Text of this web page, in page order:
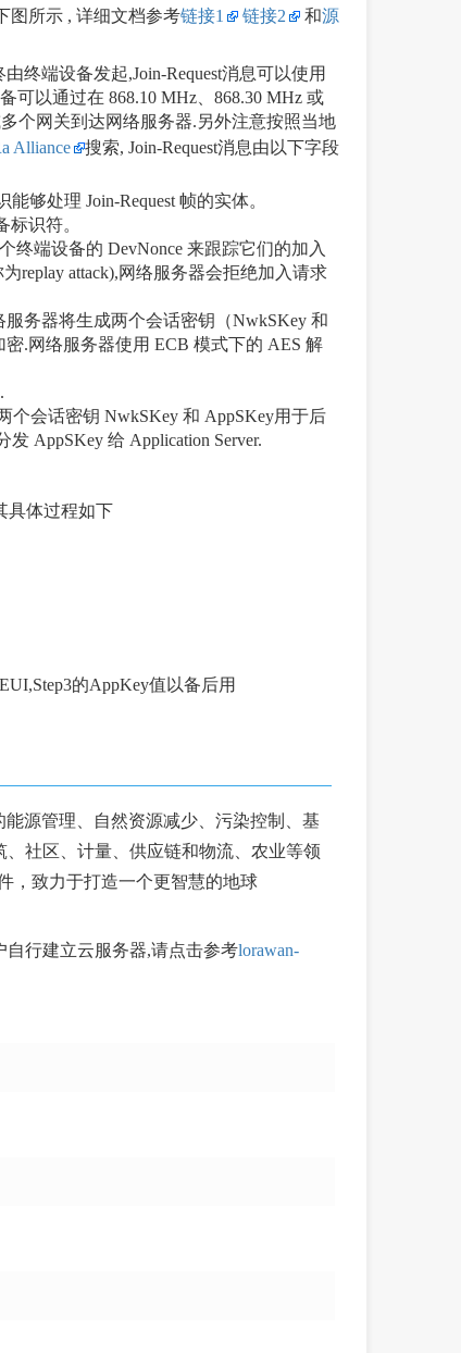
图所示 , 详细文档参考链接1 链接2 和源
终端设备发起,Join-Request消息可以使用
以通过在 868.10 MHz、868.30 MHz 或
多个网关到达网络服务器.另外注意按照当地
Alliance
搜索, Join-Request消息由以下字段
够处理 Join-Request 帧的实体。
识符。
终端设备的 DevNonce 来跟踪它们的加入
replay attack),网络服务器会拒绝加入请求
服务器将生成两个会话密钥（NwkSKey 和
.网络服务器使用 ECB 模式下的 AES 解
个会话密钥 NwkSKey 和 AppSKey用于后
AppSKey 给 Application Server.
具体过程如下
的AppKey值以备后用
源管理、自然资源减少、污染控制、基
、社区、计量、供应链和物流、农业等领
，致力于打造一个更智慧的地球
自行建立云服务器,请点击参考lorawan-